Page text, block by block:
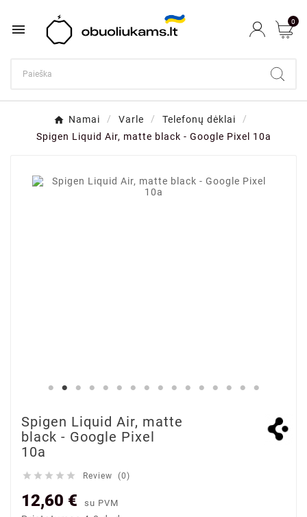
 0
Namai Varle
Telefonų dėklai
Spigen Liquid Air, matte black - Google Pixel 10a
Spigen Liquid Air, matte
black - Google Pixel
10a
     Review (0)
12,60 € su PVM